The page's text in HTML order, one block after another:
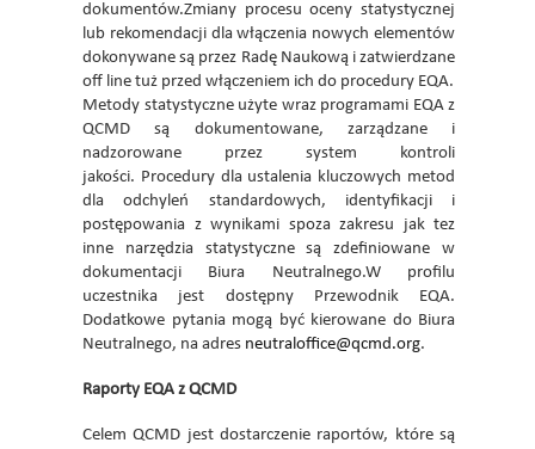
dokumentów.Zmiany procesu oceny statystycznej
lub rekomendacji dla włączenia nowych elementów
dokonywane są przez Radę Naukową i zatwierdzane
off line tuż przed włączeniem ich do procedury EQA.
Metody statystyczne użyte wraz programami EQA z
QCMD są dokumentowane, zarządzane i
nadzorowane przez system kontroli
jakości. Procedury dla ustalenia kluczowych metod
dla odchyleń standardowych, identyfikacji i
postępowania z wynikami spoza zakresu jak tez
inne narzędzia statystyczne są zdefiniowane w
dokumentacji Biura Neutralnego.W profilu
uczestnika jest dostępny Przewodnik EQA.
Dodatkowe pytania mogą być kierowane do Biura
Neutralnego, na adres neutraloffice@qcmd.org.
Raporty EQA z QCMD
Celem QCMD jest dostarczenie raportów, które są